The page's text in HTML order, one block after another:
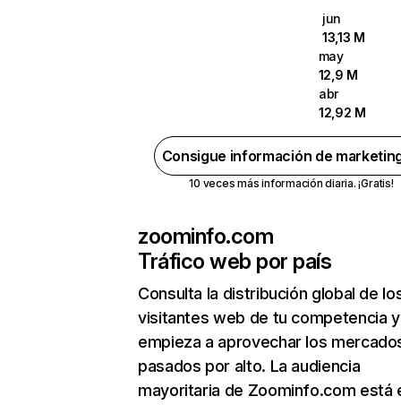
jun
13,13 M
may
12,9 M
abr
12,92 M
Consigue información de
10 veces más información diaria. ¡Gratis!
zoominfo.com
Tráfico web por país
Consulta la distribución global de
visitantes web de tu competencia y
empieza a aprovechar los
pasados por alto. La audiencia
mayoritaria de Zoominfo.com está